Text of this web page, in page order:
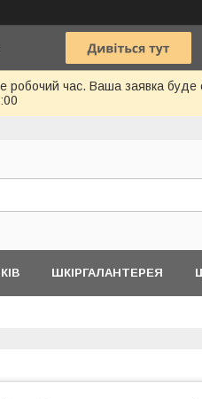
робочий час. Ваша заявка
ШКІРГАЛАНТЕРЕЯ